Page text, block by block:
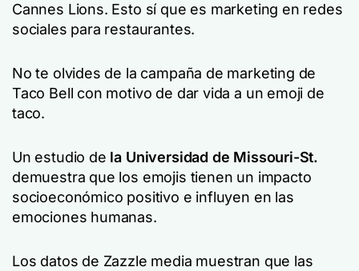
Cannes Lions. Esto sí que es marketing en redes
sociales para restaurantes.
No te olvides de la campaña de marketing de
Taco Bell con motivo de dar vida a un emoji de
taco.
Un estudio de la Universidad de Missouri-St.
demuestra que los emojis tienen un impacto
socioeconómico positivo e influyen en las
emociones humanas.
Los datos de Zazzle media muestran que las